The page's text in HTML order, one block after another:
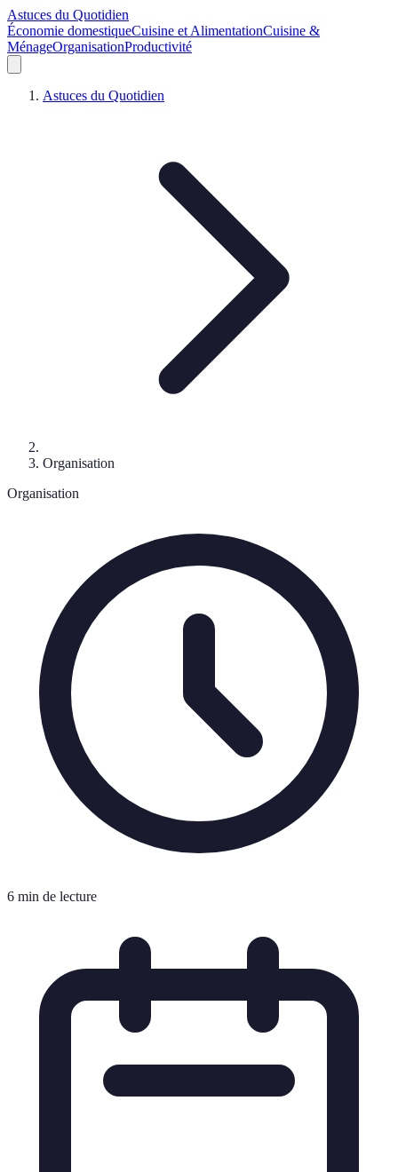
Astuces du Quotidien
Économie domestiqueCuisine et AlimentationCuisine &
MénageOrganisationProductivité
Astuces du Quotidien
Organisation
Organisation
6 min de lecture